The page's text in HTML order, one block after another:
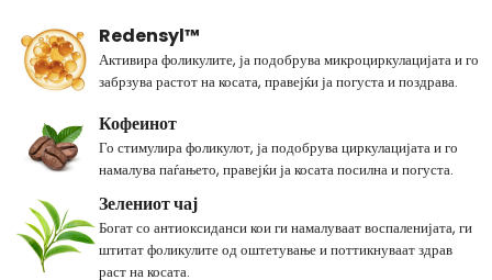
Redensyl™
Активира фоликулите, ја подобрува микроциркулацијата и го
забрзува растот на косата, правејќи ја погуста и поздрава.
Кофеинот
Го стимулира фоликулот, ја подобрува циркулацијата и го
намалува паѓањето, правејќи ја косата посилна и погуста.
Зелениот чај
Богат со антиоксиданси кои ги намалуваат воспаленијата, ги
штитат фоликулите од оштетување и поттикнуваат здрав
раст на косата.